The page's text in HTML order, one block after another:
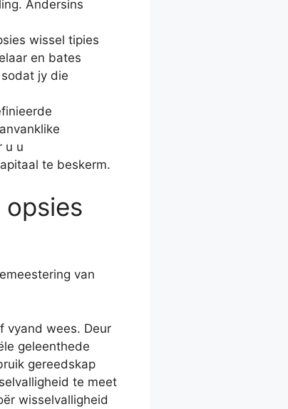
Andersins
wissel tipies
en bates
jy die
u u
te beskerm.
van
vyand wees. Deur
geleenthede
gereedskap
te meet
wisselvalligheid